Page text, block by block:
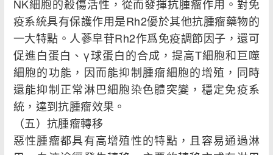
NK細胞的殺傷活性，從而發揮抗腫瘤作用。對免
疫系統具有保護作用是Rh2優於其他抗腫瘤藥物的
一大特點。人蔘皁苷Rh2作爲免疫調節因子，還可
促進白蛋白、γ球蛋白的合成，提高T細胞和巨噬
細胞的功能，因而能抑制腫瘤細胞的增殖，同時
還能抑制正常淋巴細胞染色體突變，穩定免疫系
統，達到抗腫瘤效果。
（五）抗腫瘤轉移
惡性腫瘤都具有高增殖性的特點，且容易通過淋